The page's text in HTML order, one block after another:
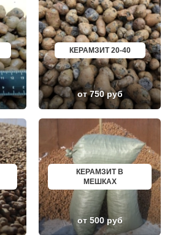
МИРНЫЙ
ГЕОРГИЕВСК
НОВОКУЙБЫШЕВСК
МИНЕРАЛЬНЫЕ ВОДЫ
ЕЛАБУГА
ЕЛЕЦ
ПАВЛОВО
КИСЛОВОДСК
КРОПОТКИН
УСОЛЬЕ
НИЖНЕВАРТОВСК
КОРЕНОВСК
ПИОНЕРСКИЙ
ЧАПАЕВСК
АЛЕКСИН
БЕЛОРЕЧЕНСК
БОЛЬШОЙ КАМЕНЬ
КИРЖАЧ
ПРИОЗЕРСК
САЛЬСК
ТОБОЛЬСК
ВОТКИНСК
КЕРАМЗИТ 20-40
от 750 руб
КЕРАМЗИТ В
МЕШКАХ
от 500 руб